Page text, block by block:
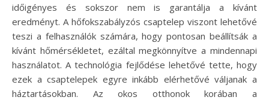
időigényes és sokszor nem is garantálja a kívánt
eredményt. A hőfokszabályzós csaptelep viszont lehetővé
teszi a felhasználók számára, hogy pontosan beállítsák a
kívánt hőmérsékletet, ezáltal megkönnyítve a mindennapi
használatot. A technológia fejlődése lehetővé tette, hogy
ezek a csaptelepek egyre inkább elérhetővé váljanak a
háztartásokban. Az okos otthonok korában a